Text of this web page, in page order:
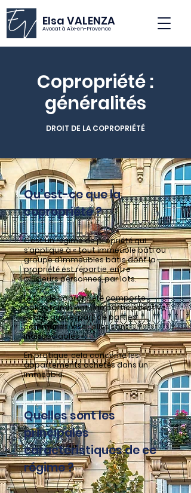
Elsa VALENZA
Avocat à Aix-en-Provence
Copropriété :
généralités
DROIT DE LA COPROPRIÉTÉ
Qu’est-ce que la
copropriété ?
C’est un régime de propriété qui
s’applique à « tout immeuble bâti ou
groupe d’immeubles bâtis dont la
propriété est répartie, entre
plusieurs personnes, par lots.
Le lot de copropriété comporte
obligatoirement une partie privative
et une quote-part de parties
communes, lesquelles sont
indissociables ».
En pratique, cela concerne les
appartements achetés dans un
immeuble.
Quelles sont les
principales
caractéristiques de ce
régime ?